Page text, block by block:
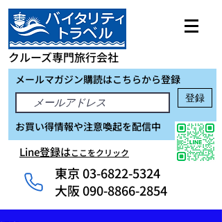
クルーズ専門旅行会社
メールマガジン購読はこちらから登録
登録
お買い得情報や注意喚起を配信中
Line登録はここをクリック
東京03-6822-5324
大阪 090-8866-2854